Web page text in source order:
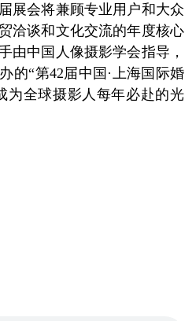
展会将兼顾专业用户和大众
洽谈和文化交流的年度核心
由中国人像摄影学会指导，
的“第42届中国·上海国际婚
为全球摄影人每年必赴的光